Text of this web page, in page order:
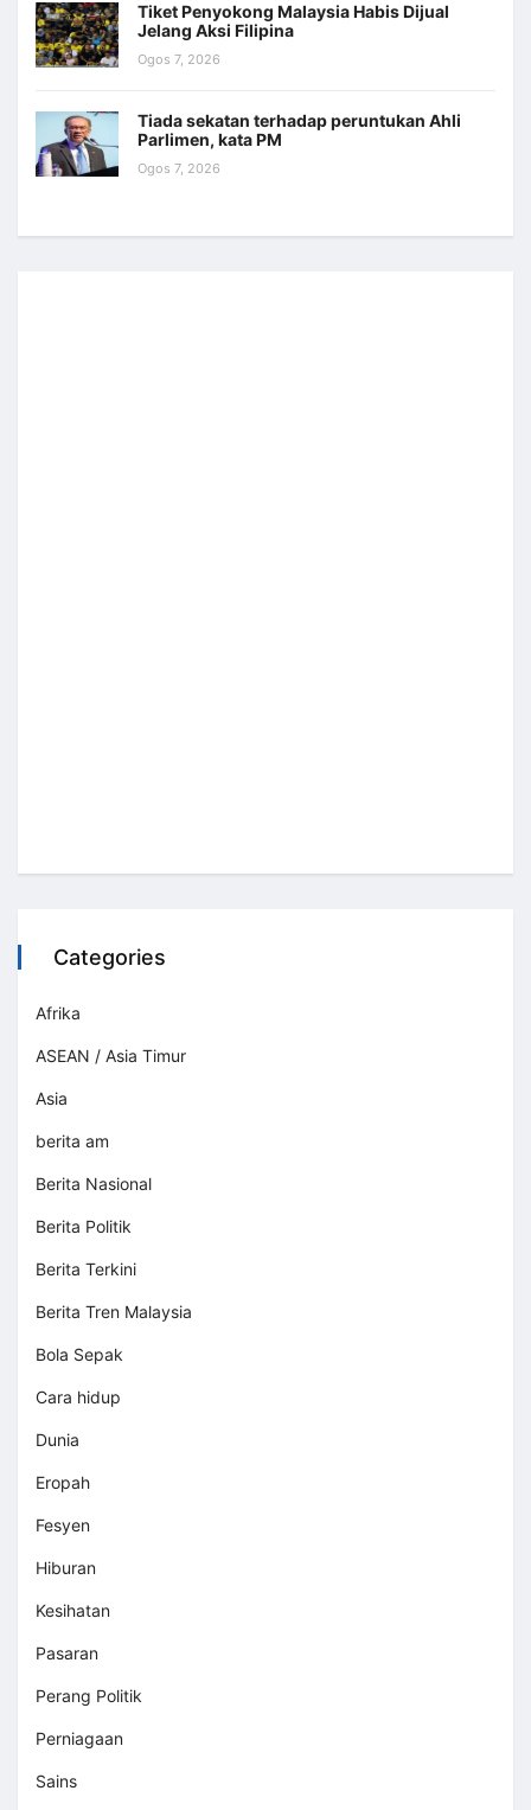
Tiket Penyokong Malaysia Habis Dijual
Jelang Aksi Filipina
Ogos 7, 2026
Tiada sekatan terhadap peruntukan Ahli
Parlimen, kata PM
Ogos 7, 2026
Categories
Afrika
ASEAN / Asia Timur
Asia
berita am
Berita Nasional
Berita Politik
Berita Terkini
Berita Tren Malaysia
Bola Sepak
Cara hidup
Dunia
Eropah
Fesyen
Hiburan
Kesihatan
Pasaran
Perang Politik
Perniagaan
Sains